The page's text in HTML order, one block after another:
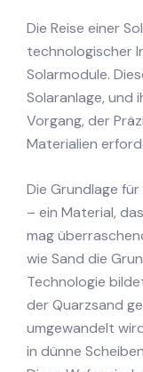
Die Reise einer
technologischer
Solarmodule.
Solaranlage, und
Vorgang, der
Materialien
Die Grundlage
– ein Material,
mag
wie Sand die
Technologie
der Quarzsand
umgewandelt
in dünne